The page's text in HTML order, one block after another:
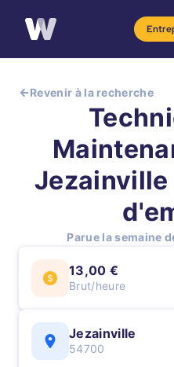
Revenir à la recherche
Parue la semaine
13,00 €
Brut/heure
Jezainville
54700